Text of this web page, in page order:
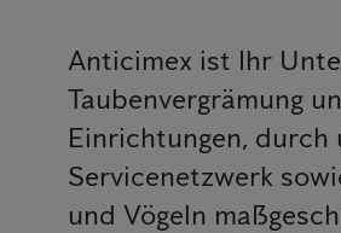
Anticimex ist Ihr
Taubenvergrämung
Einrichtungen, durch
Servicenetzwerk
und Vögeln